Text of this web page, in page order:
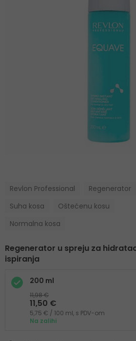
Revlon Professional
Regenerator
Suha kosa
Oštećenu kosu
Normalna kosa
Regenerator u spreju za
ispiranja
200 ml
11,98 €
11,50 €
5,75 € / 100 ml, s PDV-om
Na zalihi